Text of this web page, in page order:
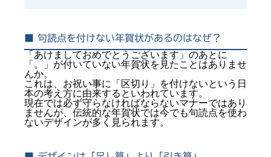
■ 句読点を付けない年賀状があるのはなぜ？
「あけましておめでとうございます」のあとに
「。」が付いていない年賀状を見たことはありませ
んか。
これは、お祝い事に「区切り」を付けないという日
本の考え方に由来するといわれています。
現在では必ず守らなければならないマナーではあり
ませんが、伝統的な年賀状では今でも句読点を使わ
ないデザインが多く見られます。